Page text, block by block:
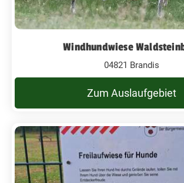
Windhundwiese
04821 Brandis
Zum Auslaufgebiet